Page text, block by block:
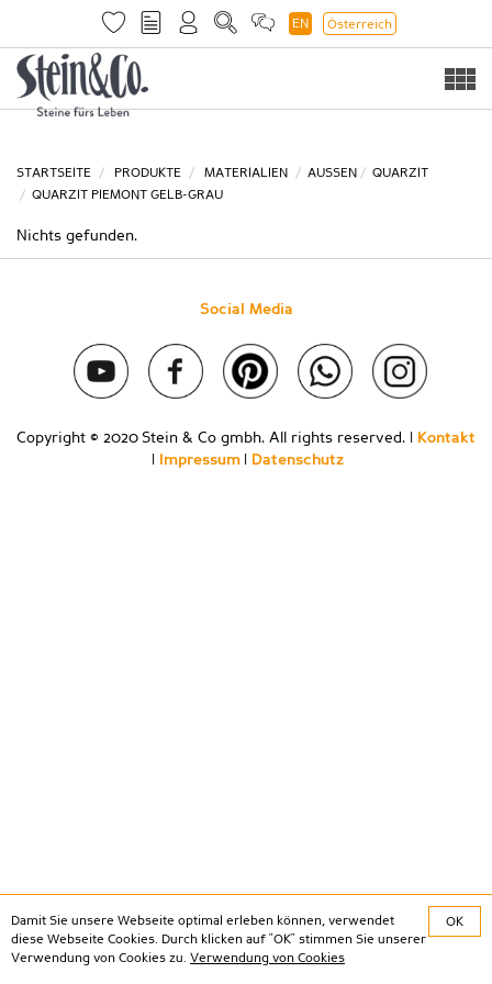
EN Österreich
STARTSEITE PRODUKTE MATERIALIEN AUSSEN
QUARZIT
QUARZIT PIEMONT GELB-GRAU
Nichts gefunden.
Social Media
Copyright © 2020 Stein & Co gmbh. All rights reserved. |
Kontakt
Impressum Datenschutz
Damit Sie unsere Webseite optimal erleben können, verwendet
diese Webseite Cookies. Durch klicken auf "OK" stimmen Sie unserer
Verwendung von Cookies zu. Verwendung von Cookies
OK